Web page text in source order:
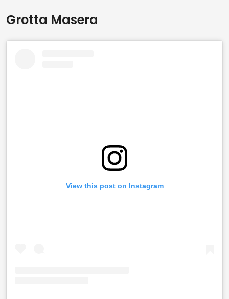
Grotta Masera
View this post on Instagram